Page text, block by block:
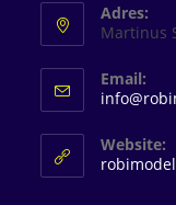
Adres:
Martinus
Email:
Website: